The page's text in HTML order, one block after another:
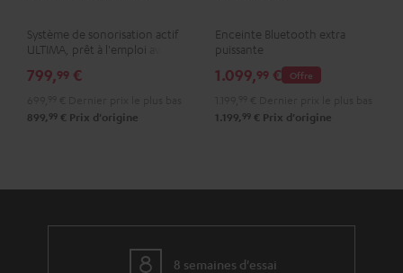
Système de sonorisation actif
ULTIMA, prêt à l'emploi avec
799,99 €
899, 99 € Prix d'origine
Enceinte Bluetooth extra
puissante
Offre
1.099,99 €
1.199, 99 € Prix d'origine
8 semaines d'essai